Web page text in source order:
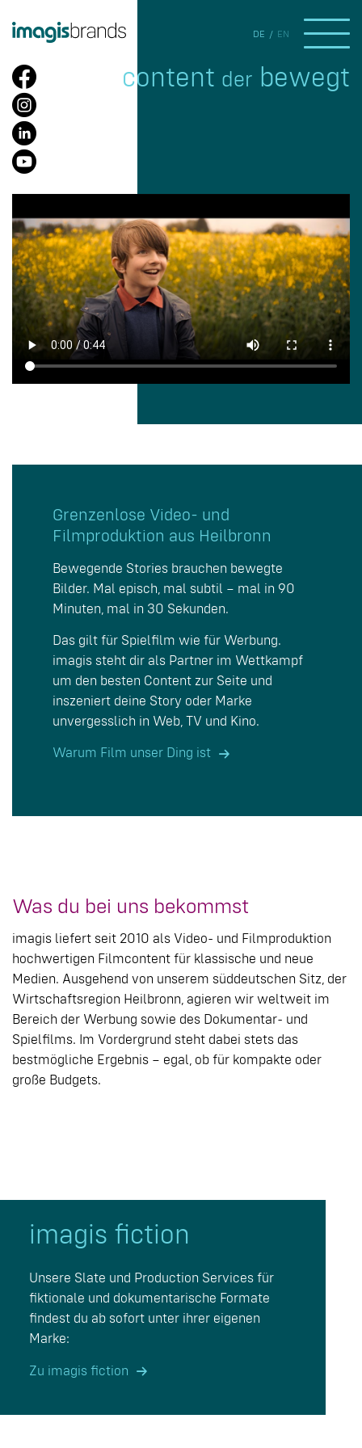
DE EN
content der bewegt
Grenzenlose Video- und
Filmproduktion aus Heilbronn
Bewegende Stories brauchen bewegte
Bilder. Mal episch, mal subtil – mal in 90
Minuten, mal in 30 Sekunden.
Das gilt für Spielfilm wie für Werbung.
imagis steht dir als Partner im Wettkampf
um den besten Content zur Seite und
inszeniert deine Story oder Marke
unvergesslich in Web, TV und Kino.
Warum Film unser Ding ist
Was du bei uns bekommst
imagis liefert seit 2010 als Video- und Filmproduktion
hochwertigen Filmcontent für klassische und neue
Medien. Ausgehend von unserem süddeutschen Sitz, der
Wirtschaftsregion Heilbronn, agieren wir weltweit im
Bereich der Werbung sowie des Dokumentar- und
Spielfilms. Im Vordergrund steht dabei stets das
bestmögliche Ergebnis – egal, ob für kompakte oder
große Budgets.
imagis fiction
Unsere Slate und Production Services für
fiktionale und dokumentarische Formate
findest du ab sofort unter ihrer eigenen
Marke:
Zu imagis fiction